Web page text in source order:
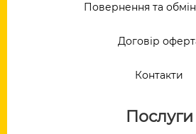
Повернення та
Договір
Контакти
Послуги